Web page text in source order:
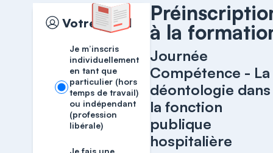
Votre profil
Je m’inscris
individuellement
en tant que
particulier (hors
temps de travail)
ou indépendant
(profession
libérale)
Je fais une
à la
Journée
Compétence - La
déontologie dans
la fonction
publique
hospitalière